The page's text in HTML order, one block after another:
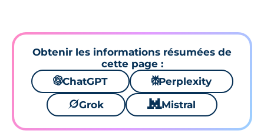
Obtenir les informations résumées de
cette page :
🌌ChatGPT ⚙Perplexity
🪐Grok 🐱 Mistral